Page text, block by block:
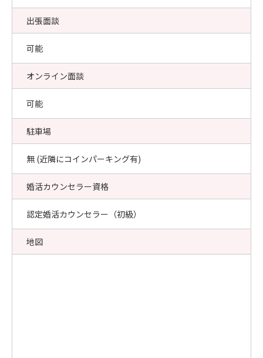
出張面談
可能
オンライン面談
可能
駐車場
無 (近隣にコインパーキング有)
婚活カウンセラー資格
認定婚活カウンセラー（初級）
地図